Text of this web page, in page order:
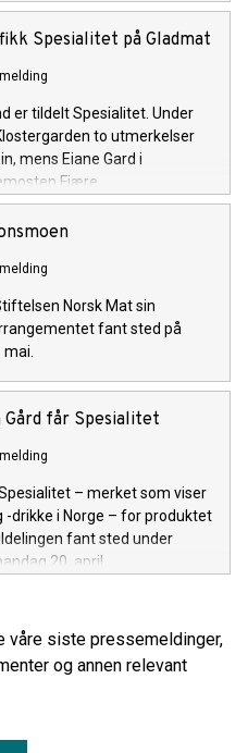
Spesialitet på Gladmat
er tildelt Spesialitet. Under
to utmerkelser
mens Eiane Gard i
Fjære.
Norsk Mat sin
fant sted på
får Spesialitet
– merket som viser
-drikke i Norge – for produktet
fant sted under
20. april.
våre siste pressemeldinger,
og annen relevant